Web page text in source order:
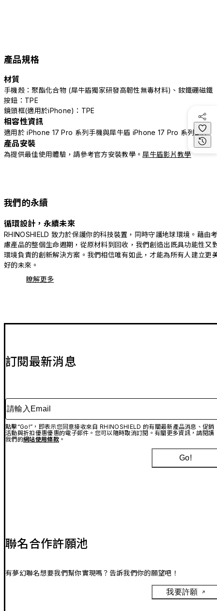
產品規格
材質
手機殼：聚酯化合物 (犀牛盾獨家研發高韌性無毒材料)、釹鐵硼磁鐵
按鈕：TPE
鏡頭框(適用於iPhone)：TPE
相容性資訊
適用於 iPhone 17 Pro 系列手機與犀牛盾 iPhone 17 Pro 系列配件
產品安裝
為提供最佳使用體驗，請參考官方安裝教學。 犀牛盾影片教學
我們的永續
循環設計，永續未來
RHINOSHIELD 致力於保護你的科技裝置，同時守護地球環境。藉由
慮產品的整個生命週期，從原材料到回收，我們創造出既具功能性又
環境負責的創新解決方案。我們相信唯有如此，才能為所有人建立更
好的未來。
瞭解更多
訂閱最新消息
請輸入Email
點擊“Go!”，即表示您同意接收來自 RHINOSHIELD 的有關最新產品消息、促銷
活動與折扣優惠優惠的電子郵件。您可以隨時取消訂閱。有關更多資訊，請閱讀
我們的網站使用條款。
Go!
聯名合作許願池
有夢幻聯名想要我們幫你實現嗎？告訴我們你的願望吧！
我要許願